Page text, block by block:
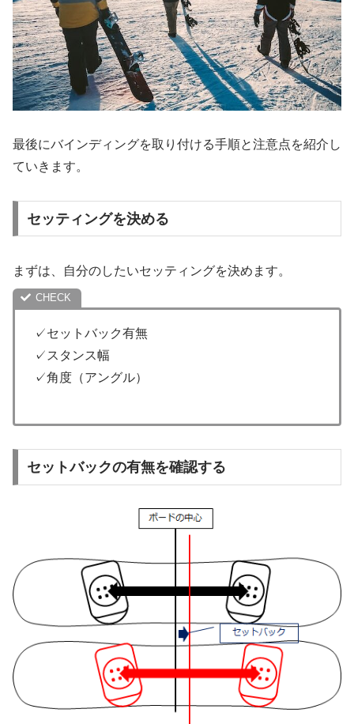
最後にバインディングを取り付ける手順と注意点を紹介し
ていきます。
セッティングを決める
まずは、自分のしたいセッティングを決めます。
✓セットバック有無
✓スタンス幅
✓角度（アングル）
セットバックの有無を確認する